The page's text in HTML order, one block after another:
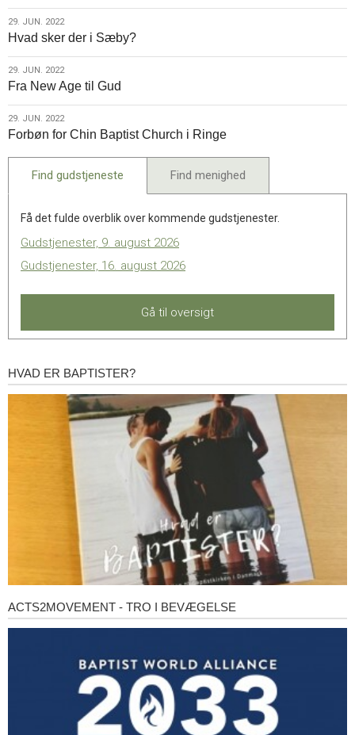
2022
29.
jun.
2022
29. JUN. 2022
Hvad sker der i Sæby?
29.
jun.
2022
29. JUN. 2022
Fra New Age til Gud
29.
jun.
2022
29. JUN. 2022
Forbøn for Chin Baptist Church i Ringe
Find gudstjeneste Find menighed
Få det fulde overblik over kommende gudstjenester.
Gudstjenester, 9. august 2026
Gudstjenester, 16. august 2026
Gå til oversigt
Hvad
HVAD ER BAPTISTER?
Acts2Movement
ACTS2MOVEMENT - TRO I BEVÆGELSE